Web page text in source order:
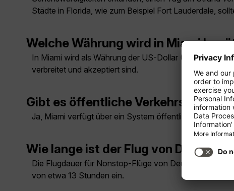
Städte in Florida, wie zum Beispiel Fort Lauderdale,
Welche Währung wird in Miami
In Miami wird als Währung der US-Dollar (USD)
verbreitet und akzeptiert sind.
Gibt es öffentliche Verkehrsmittel in
Ja, Miami verfügt über ein System öffentlicher
Wie lange ist der Flug von
Die Flugdauer für Nonstop-Flüge von Deutschland
von etwa 13 Stunden ein.